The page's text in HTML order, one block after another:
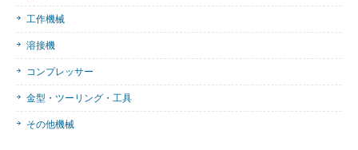
工作機械
溶接機
コンプレッサー
金型・ツーリング・工具
その他機械